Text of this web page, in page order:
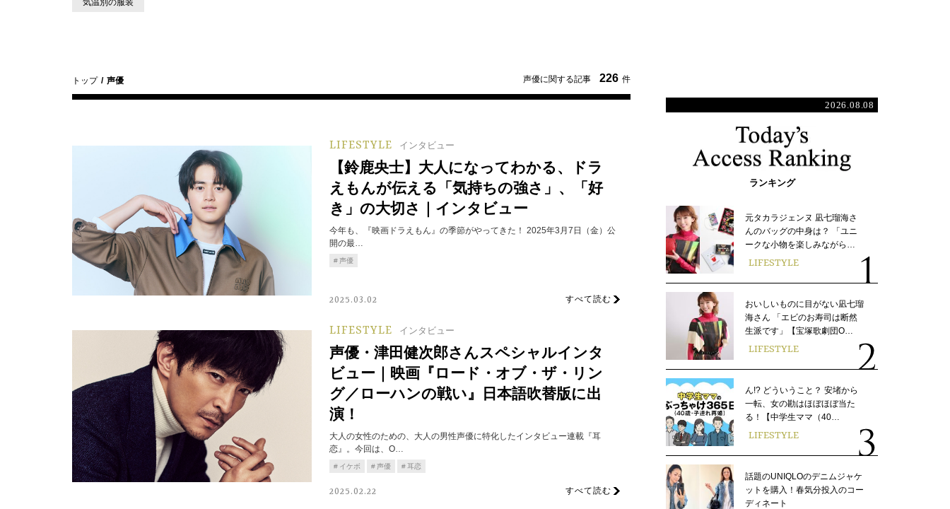
気温別の服装
トップ 声優 声優に関する記事 226 件
LIFESTYLE インタビュー
【鈴鹿央士】大人になってわかる、ドラ
えもんが伝える「気持ちの強さ」、「好
き」の大切さ｜インタビュー
今年も、『映画ドラえもん』の季節がやってきた！ 2025年3月7日（金）公
開の最…
声優
2025.03.02 すべて読む
LIFESTYLE インタビュー
声優・津田健次郎さんスペシャルインタ
ビュー｜映画『ロード・オブ・ザ・リン
グ／ローハンの戦い』日本語吹替版に出
演！
大人の女性のための、大人の男性声優に特化したインタビュー連載『耳
恋』。今回は、O…
イケボ 声優 耳恋
2025.02.22 すべて読む
2026.08.08
ランキング
元タカラジェンヌ 凪七瑠海さ
んのバッグの中身は？ 「ユニ
ークな小物を楽しみながら…
LIFESTYLE
おいしいものに目がない凪七瑠
海さん 「エビのお寿司は断然
生派です」【宝塚歌劇団O…
LIFESTYLE
ん!? どういうこと？ 安堵から
一転、女の勘はほぼほぼ当た
る！【中学生ママ（40…
LIFESTYLE
話題のUNIQLOのデニムジャケ
ットを購入！春気分投入のコー
ディネート